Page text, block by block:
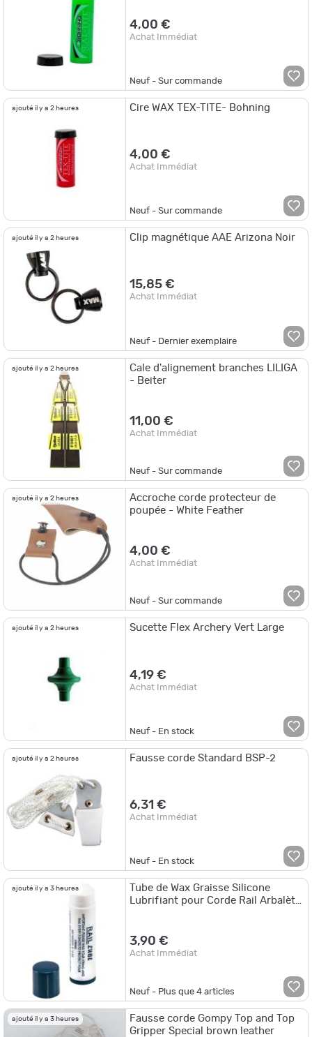
4,00 €
Achat Immédiat
Neuf - Sur commande
ajouté il y a 2 heures Cire WAX TEX-TITE- Bohning
4,00 €
Achat Immédiat
Neuf - Sur commande
ajouté il y a 2 heures Clip magnétique AAE Arizona Noir
15,85 €
Achat Immédiat
Neuf - Dernier exemplaire
ajouté il y a 2 heures
Cale d'alignement branches LILIGA
- Beiter
11,00 €
Achat Immédiat
Neuf - Sur commande
ajouté il y a 2 heures
Accroche corde protecteur de
poupée - White Feather
4,00 €
Achat Immédiat
Neuf - Sur commande
ajouté il y a 2 heures Sucette Flex Archery Vert Large
4,19 €
Achat Immédiat
Neuf - En stock
ajouté il y a 2 heures Fausse corde Standard BSP-2
6,31 €
Achat Immédiat
Neuf - En stock
ajouté il y a 3 heures
Tube de Wax Graisse Silicone
Lubrifiant pour Corde Rail Arbalète
3,90 €
Achat Immédiat
Neuf - Plus que4 articles
ajouté il y a 3 heures
Fausse corde Gompy Top and Top
Gripper Special brown leather